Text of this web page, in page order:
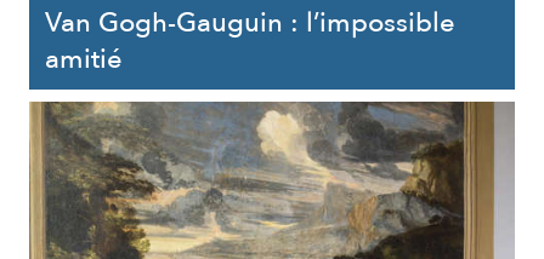
Van Gogh-Gauguin : l’impossible
amitié